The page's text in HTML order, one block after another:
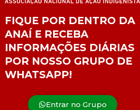
FIQUE POR DENTRO DA
ANAÍ E RECEBA
INFORMAÇÕES DIÁRIAS
POR NOSSO GRUPO DE
WHATSAPP!
Entrar no Grupo